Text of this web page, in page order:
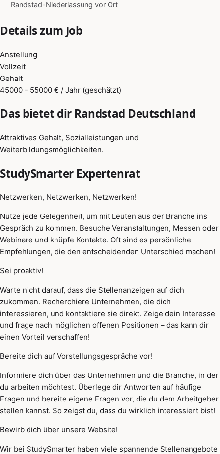
Randstad-Niederlassung vor Ort
Details zum Job
Anstellung
Vollzeit
Gehalt
45000 - 55000 € / Jahr (geschätzt)
Das bietet dir Randstad Deutschland
Attraktives Gehalt, Sozialleistungen und
Weiterbildungsmöglichkeiten.
StudySmarter Expertenrat
Netzwerken, Netzwerken, Netzwerken!
Nutze jede Gelegenheit, um mit Leuten aus der Branche ins
Gespräch zu kommen. Besuche Veranstaltungen, Messen oder
Webinare und knüpfe Kontakte. Oft sind es persönliche
Empfehlungen, die den entscheidenden Unterschied machen!
Sei proaktiv!
Warte nicht darauf, dass die Stellenanzeigen auf dich
zukommen. Recherchiere Unternehmen, die dich
interessieren, und kontaktiere sie direkt. Zeige dein Interesse
und frage nach möglichen offenen Positionen – das kann dir
einen Vorteil verschaffen!
Bereite dich auf Vorstellungsgespräche vor!
Informiere dich über das Unternehmen und die Branche, in der
du arbeiten möchtest. Überlege dir Antworten auf häufige
Fragen und bereite eigene Fragen vor, die du dem Arbeitgeber
stellen kannst. So zeigst du, dass du wirklich interessiert bist!
Bewirb dich über unsere Website!
Wir bei StudySmarter haben viele spannende Stellenangebote